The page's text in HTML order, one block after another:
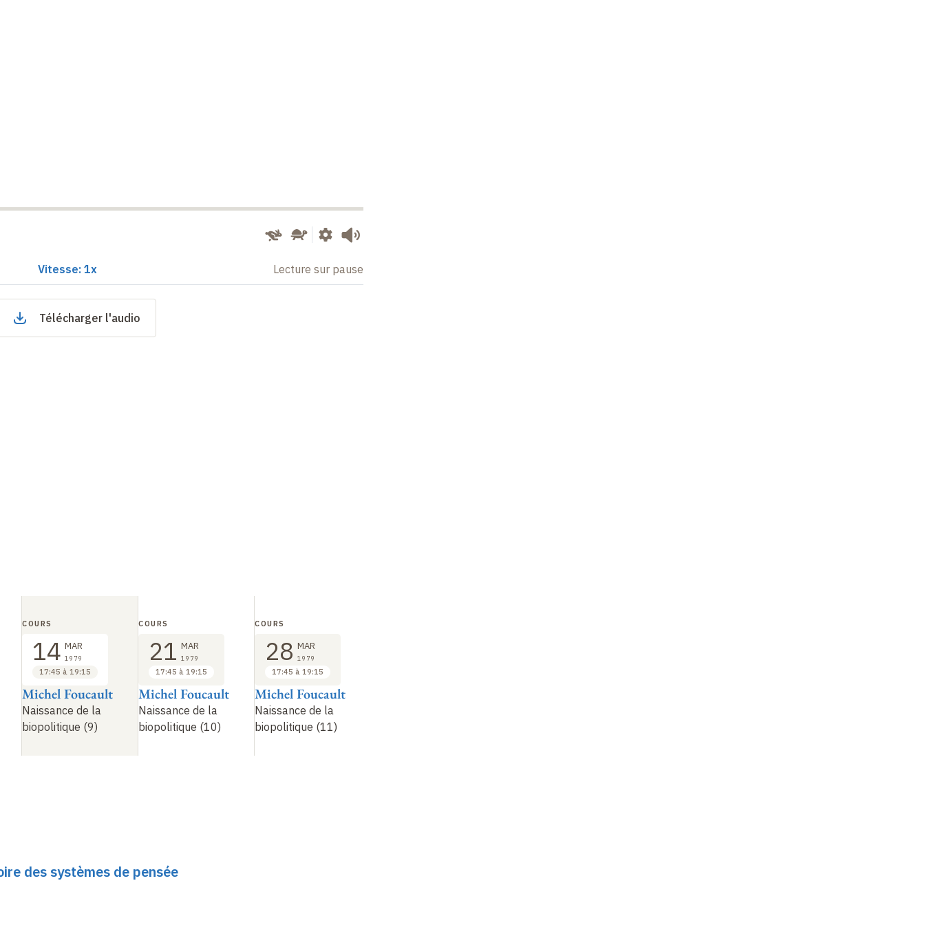
Vitesse: 1x Lecture sur pause
Télécharger l'audio
Naissance de la
biopolitique (9)
Michel Foucault
COURS
14 MAR
1979
17:45 à 19:15
Naissance de la
biopolitique (10)
Michel Foucault
COURS
21 MAR
1979
17:45 à 19:15
Naissance de la
biopolitique (11)
Michel Foucault
COURS
28 MAR
1979
17:45 à 19:15
des systèmes de pensée